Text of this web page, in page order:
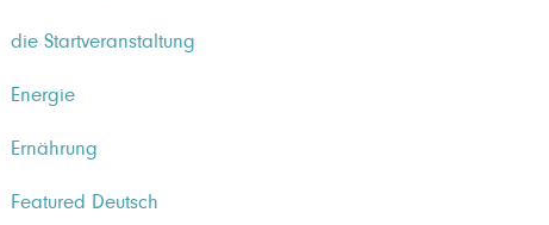
die Startveranstaltung
Energie
Ernährung
Featured Deutsch